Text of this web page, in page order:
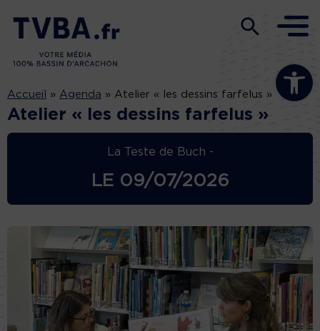
Ouvrir la
Accueil » Agenda » Atelier « les dessins farfelus »
Atelier « les dessins farfelus »
La Teste de Buch -
LE 09/07/2026